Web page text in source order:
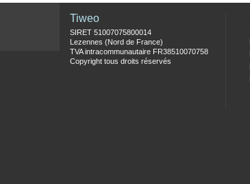
Tiweo
SIRET 51007075800014
Lezennes (Nord de France)
TVA intracommunautaire FR38510070758
Copyright tous droits réservés